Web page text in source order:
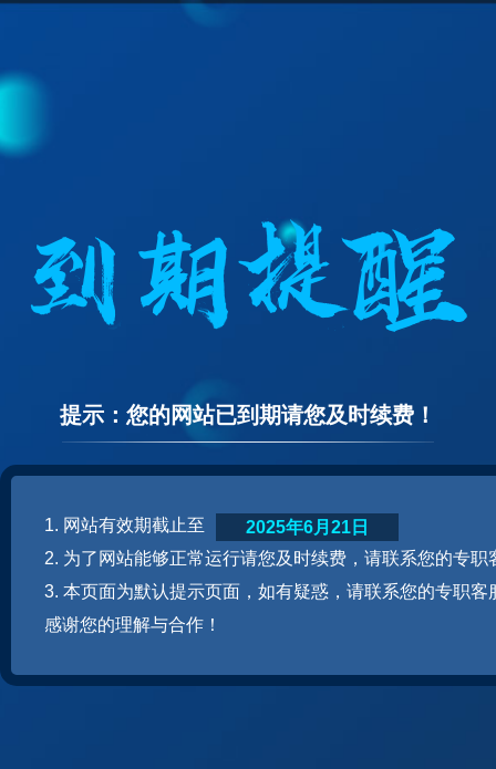
提示：您的网站已到期请您及时续费！
1. 网站有效期截止至
2. 为了网站能够正常运行请您及时续费，请联系您的专职
3. 本页面为默认提示页面，如有疑惑，请联系您的专职客
感谢您的理解与合作！
2025年6月21日